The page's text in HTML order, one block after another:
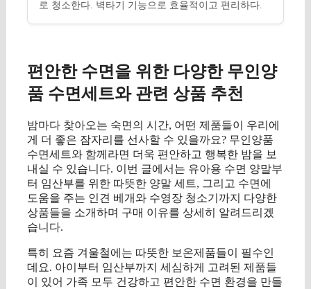
로 청소한다. 벽타기 기능으로 효율적이고 편리하다.
편안한 수면을 위한 다양한 무인양
품 수면세트와 관련 상품 추천
밤마다 찾아오는 숙면의 시간, 어떤 제품들이 우리에
게 더 좋은 잠자리를 선사할 수 있을까요? 무인양품
수면세트와 함께라면 더욱 편안하고 행복한 밤을 보
내실 수 있습니다. 이번 글에서는 유아용 수면 양말부
터 임산부를 위한 따뜻한 양말 세트, 그리고 수면에
도움을 주는 인견 베개와 수영장 청소기까지 다양한
상품들을 소개하며 구매 이유를 상세히 알려드리겠
습니다.
특히 요즘 겨울철에는 따뜻한 보온제품들이 필수인
데요. 아이부터 임산부까지 세심하게 고려된 제품들
이 있어 가족 모두 건강하고 편안한 수면 환경을 만들